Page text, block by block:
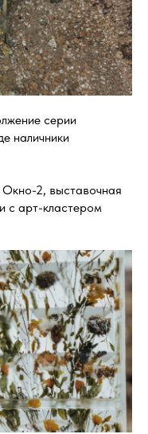
серии
наличники
2, выставочная
с арт-кластером